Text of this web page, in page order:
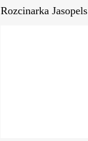
Rozcinarka